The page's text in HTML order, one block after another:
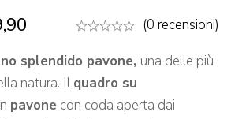
(0 recensioni)
splendido pavone, una delle più
natura. Ilquadro su
pavone con coda aperta dai